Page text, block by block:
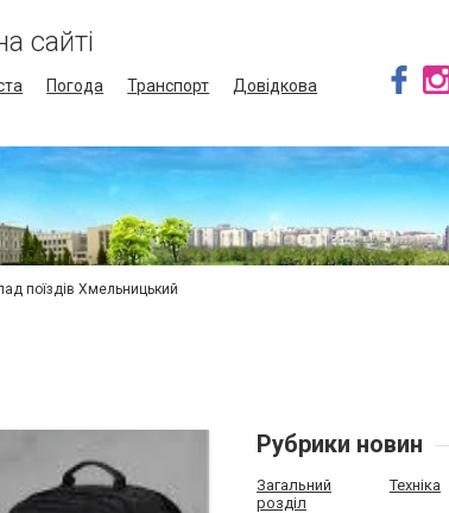
сайті
Погода Транспорт
Довідкова
поїздів Хмельницький
Рубрики новин
Загальний
розділ
Техніка